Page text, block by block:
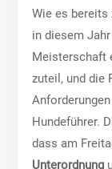
Wie es bereits
in diesem
Meisterschaft
zuteil, und die
Hundeführer.
dass am
Unterordnung